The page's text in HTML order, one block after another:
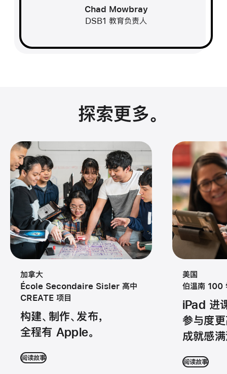
Chad Mowbray
DSB1 教育负责人
探索更多。
加拿大
École Secondaire Sisler 高中
CREATE 项目
构建、制作、发布，
全程有 Apple。
阅读故事
美国
伯温南 100
iPad 进
参与度更
成就感满
阅读故事